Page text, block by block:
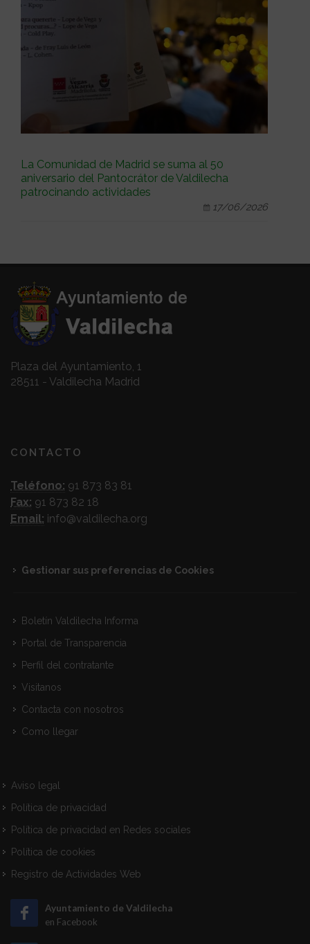
La Comunidad de Madrid se suma al 50
aniversario del Pantocrátor de Valdilecha
patrocinando actividades
17/06/2026
Plaza del Ayuntamiento, 1
28511 - Valdilecha Madrid
CONTACTO
Teléfono: 91 873 83 81
Fax: 91 873 82 18
Email: info@valdilecha.org
Gestionar sus preferencias de Cookies
Boletín Valdilecha Informa
Portal de Transparencia
Perfil del contratante
Visitanos
Contacta con nosotros
Como llegar
Aviso legal
Política de privacidad
Política de privacidad en Redes sociales
Política de cookies
Registro de Actividades Web
Ayuntamiento de Valdilecha
en Facebook